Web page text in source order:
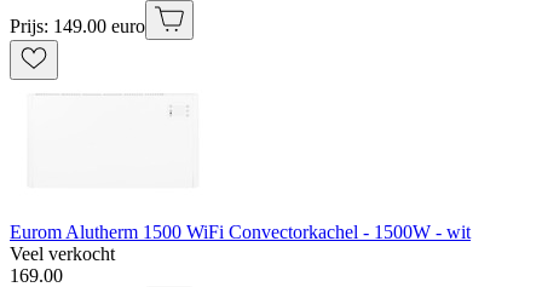
Prijs: 149.00 euro
Eurom Alutherm 1500 WiFi Convectorkachel - 1500W - wit
Veel verkocht
169.00